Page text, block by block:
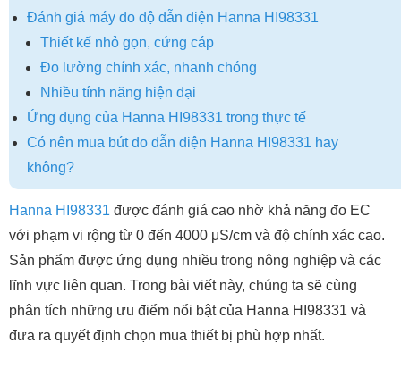
Đánh giá máy đo độ dẫn điện Hanna HI98331
Thiết kế nhỏ gọn, cứng cáp
Đo lường chính xác, nhanh chóng
Nhiều tính năng hiện đại
Ứng dụng của Hanna HI98331 trong thực tế
Có nên mua bút đo dẫn điện Hanna HI98331 hay
không?
Hanna HI98331 được đánh giá cao nhờ khả năng đo EC
với phạm vi rộng từ 0 đến 4000 μS/cm và độ chính xác cao.
Sản phẩm được ứng dụng nhiều trong nông nghiệp và các
lĩnh vực liên quan. Trong bài viết này, chúng ta sẽ cùng
phân tích những ưu điểm nổi bật của Hanna HI98331 và
đưa ra quyết định chọn mua thiết bị phù hợp nhất.